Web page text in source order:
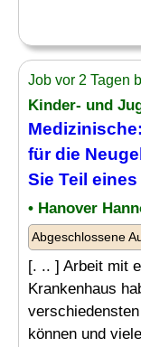
Job vor 2 Tagen
Kinder- und
Medizinische
für die
Sie Teil
• Hanover
Abgeschlossene
[. .. ] Arbeit mit
Krankenhaus
können und